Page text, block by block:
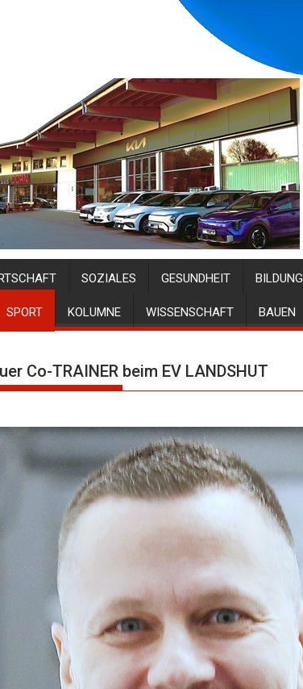
SOZIALES GESUNDHEIT BILDUNG
SPORT KOLUMNE WISSENSCHAFT BAUEN
Co-TRAINER beim EV LANDSHUT